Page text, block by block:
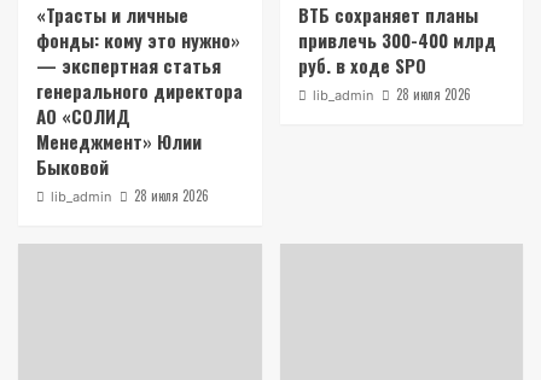
«Трасты и личные
фонды: кому это нужно»
— экспертная статья
генерального директора
АО «СОЛИД
Менеджмент» Юлии
Быковой
lib_admin 28 июля 2026
ВТБ сохраняет планы
привлечь 300-400 млрд
руб. в ходе SPO
lib_admin 28 июля 2026